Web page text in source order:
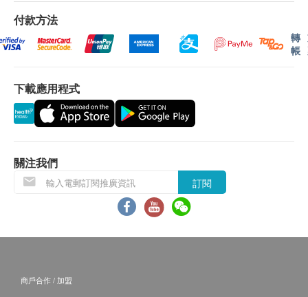
癌症篩檢
游離DNA甲基化檢測
心臟檢查 重點項目
靜臥心電圖
胸部CT
顱腦CT
1.完成空腹檢查（如抽血、空腹超聲波）後，方可飲
水及進食。
2. 女士進行骨盆腔超聲波檢查前，需使膀胱充盈，確
3. 靜脈抽血時，如有暈血、暈針現象，請事先聲明，
抽血後請局部按壓3- 5分鐘，勿揉。
4. 如需加查體檢項目，請在抽血前告知，以免造成再
5. 女士進行婦科檢查前先排空膀胱。
6. 女性在經期避免做婦科檢查及尿液常規，以免影響
7. 半年內準備懷孕或已懷孕，請不要進行放射檢查，
可選擇放棄或延期。
1. 體檢結束後，請客戶務必將體檢表交回前台。
二、體檢報告領取和講解
體檢報告報告語言為簡體中文。
體檢報告會在體檢後10個工作日內完成，客戶可選
擇以下途徑查看體檢報告：
報告。
2. 預留E-mail，醫療中心會在報告完成後發送至客
人電郵位址。
郵費到付（可送到港澳地區）。
體檢報告完成後可預約醫生講解報告，客戶可選擇
1. 電話講解：需至少提前1個工作日預約具體時間
（聯絡電話：+86 15992606496；微信：
付款方法
轉
帳
下載應用程式
關注我們
訂閱
商戶合作 / 加盟